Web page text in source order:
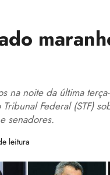
na noite da última
Federal (STF)
senadores.
leitura